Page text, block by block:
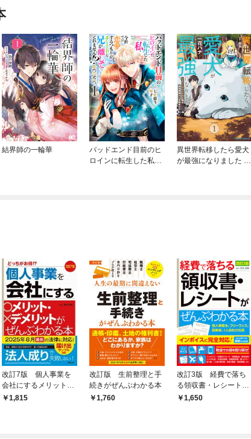
結界師の一輪華
バッドエンド目前のヒ
ロインに転生した私、
異世界転移したら愛犬
が最強になりました ～
改訂7版 個人事業を
会社にするメリット・
デメリットがぜんぶわ
1,815
改訂版 生前整理と手
続きがぜんぶわかる本
1,760
改訂3版 経費で落ち
る領収書・レシートが
ぜんぶわかる本
1,650